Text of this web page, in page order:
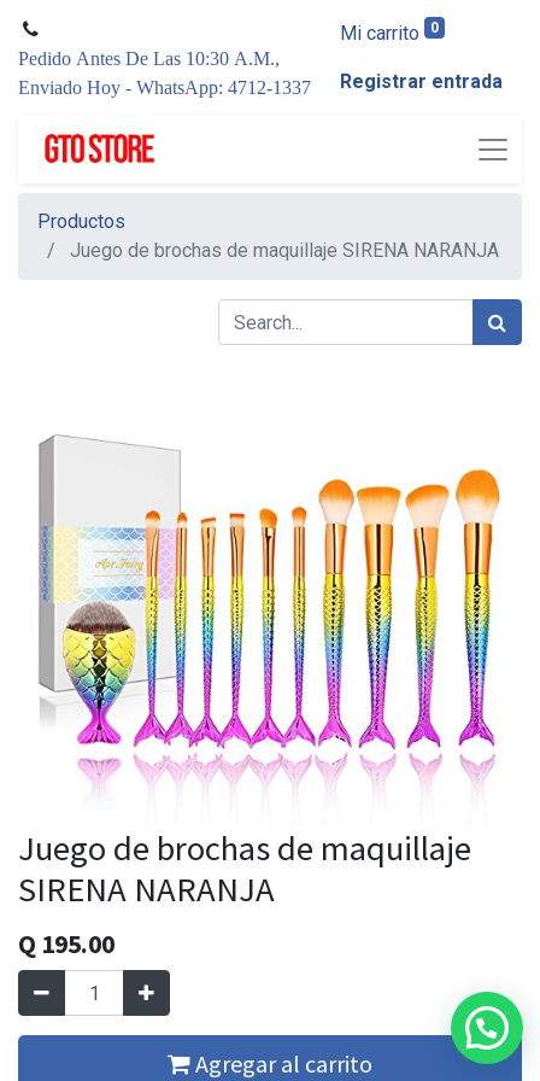
Pedido Antes De Las 10:30 A.M.,
Enviado Hoy - WhatsApp: 4712-1337
Mi carrito 0
Registrar entrada
Productos
Juego de brochas de maquillaje SIRENA NARANJA
Juego de brochas de maquillaje
SIRENA NARANJA
Q 195.00
Agregar al carrito